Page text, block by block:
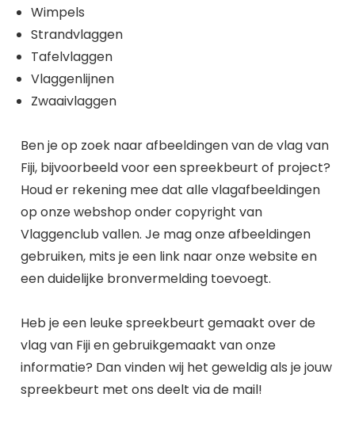
Wimpels
Strandvlaggen
Tafelvlaggen
Vlaggenlijnen
Zwaaivlaggen
Ben je op zoek naar afbeeldingen van de vlag van
Fiji, bijvoorbeeld voor een spreekbeurt of project?
Houd er rekening mee dat alle vlagafbeeldingen
op onze webshop onder copyright van
Vlaggenclub vallen. Je mag onze afbeeldingen
gebruiken, mits je een link naar onze website en
een duidelijke bronvermelding toevoegt.
Heb je een leuke spreekbeurt gemaakt over de
vlag van Fiji en gebruikgemaakt van onze
informatie? Dan vinden wij het geweldig als je jouw
spreekbeurt met ons deelt via de mail!